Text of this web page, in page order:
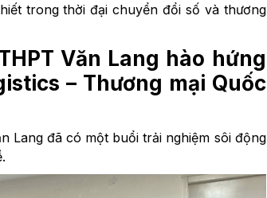
trong thời đại chuyển đổi số và thương
Văn Lang hào hứng
– Thương mại Quốc
Lang đã có một buổi trải nghiệm sôi động